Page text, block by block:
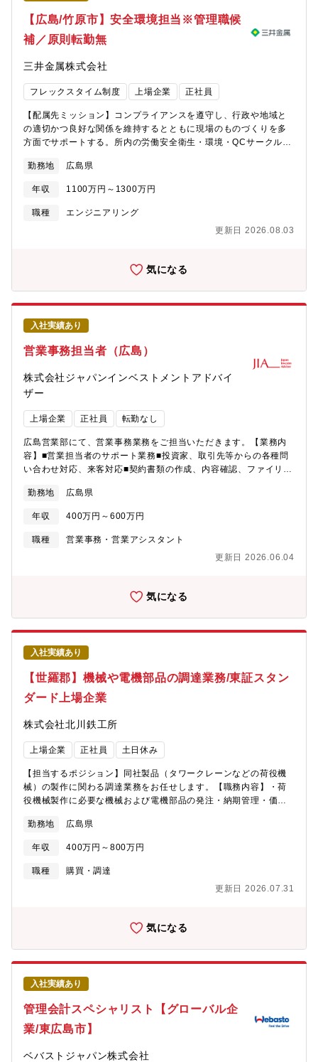
【広島/竹原市】安全環境担当※管理職候
補／原則転勤無
三井金属株式会社
フレックスタイム制度 上場企業 正社員
【配属先ミッション】コンプライアンスを遵守し、行政や地域と
の適切かつ良好な関係を維持するとともに現場のものづくりを多
方面でサポートする。所内の労働安全衛生・環境・QCサークル活
値創造増大に貢献する【職務内容】製煉所内の労働安全衛生と環
境およびQCや健康に関係する業務を中心に広く全般的に行う。
例として、対外的活動として・外部機関との窓口業務を行う（行
政機関へ届出書類確認し承認、ISO外部審査の窓口対応、な
して参加する。 例として、対内的活動として・所内各部門の労
を行う。・製煉所内の各部門から法律や届出に関する問い合わせ
に回答する。・製煉所内で行われているQCサークル活動のとりま
とめ業務を行う。・従業員の健康向上に向けた施策を実施する。
（健康経営の推進）・作業環境測定結果をもとに必要に応じ現場
へ指導する。【業務の面白み/魅力】安全や環境に関する法令の知
識と製造業に関する専門性の高い知識を経験を積み重ねながら取
得していくことができる。行政機関との窓口として会社を代表す
る責任のある仕事ができる。【キャリアステップイメージ】安全
環境に関する業務を基軸として、所内の各部門との調整業務や行
政機関との窓口対応も行いながら、竹原製煉所の顔としてキャリ
アを積んでいただくことを想定しています。【竹原市につい
て】・瀬戸内海に隣接しており、落ち着いた風情を漂わす国の重
要伝統的建造物群保存地区がございます。・広島空港まで車で約
20分程度。広島空港から羽田まで1時間程度と東京へのアクセスも
良く、隣の東広島市、三原市には新幹線が通っており、車で30分
程度でアクセス可能です。【三井金属鉱業社の主力製品とシェア
ア：95%）／AIサーバー向けハイグレードVSP(世界シェア60%)
ッド車用電池材料（世界シェア：30%）／MLCC向け銅粉(世界シ
ェア:30%)／ガラス基板向け酸化セリウム系研磨剤(世界シェ
液晶ディスプレイ向け酸化物半導体ターゲット材(世界シェ
勤務地 広島県
年収 1100万円～1300万円
職種
エンジニアリング
更新日 2026.08.03
気になる
入社実績あり
営業事務担当者（広島）
株式会社ジャパンインベストメントアドバイ
ザー
上場企業 正社員 転勤なし
広島営業部にて、営業事務業務をご担当いただきます。【業務内
容】■営業担当者のサポート業務■投資家、取引先等からの各種問
い合わせ対応、来客対応■契約書類の作成、内容確認、ファイリン
タ入力作業（システム、Excel、Word、PowerPointを使用した事
務）■営業支援ツール（パンフレット、商品説明資料等）の作成、
改訂■部内庶務業務（会議サポート、電話、郵便物対応 他）【配
属先】広域営業部‐広島支店【募集背景】体制強化に伴う増員【同
な金融サービスを提供する東証プライム上場企業です。安定した
しています。主な事業領域として航空機や船舶のオペレーティン
グリース、ストラクチャードファイナンスを中心とする金融ソリ
ューション事業、再生可能エネルギー、事業承継、不動産、さら
にIR業務など多角的な事業を推進しています。この多様な事業ポ
ートフォリオを活かし、外的環境の変化にも柔軟に対応できる点
も同社の強みです。■働き環境・魅力自由闊達でクリエイティブな
社風のもと、新しいことにスピード感を持って挑戦できる環境の
ため、裁量を持ちながらご活躍いただけます。また、社員数は200
名規模と比較的コンパクトな組織のため、セクショナリズムが少
ができます。また、2023年3月には厚生労働省「えるぼし認定（3
段階目）」を取得するなど、女性活躍推進も働きやすい職場づく
りにも注力、残業時間も少なく、長期的に安心して働いていただ
メントアドバイザー】JIAグループの事業内容を紹介します
https://youtube.com/shorts/IQEcymbVJU0【株式会社ジャパンイ
ンベストメントアドバイザー】柔軟な働き方と挑戦できる環境が
魅力ですhttps://youtube.com/shorts/YFuENzH6Kug【株式会社
容と魅力とはhttps://youtube.com/shorts/9bMpzDGLGF8
勤務地 広島県
年収 400万円～600万円
職種
営業事務・営業アシスタント
更新日 2026.06.04
気になる
入社実績あり
【世羅郡】機械や電機部品の調達業務/東証スタン
ダード上場企業
株式会社北川鉄工所
上場企業 正社員 土日休み
【担当するポジション】同社製品（タワークレーンなどの荷役機
械）の製作に関わる調達業務をお任せします。【職務内容】・荷
役機械製作に必要な機械および電機部品の発注・納期管理・価格
ヤー訪問：1～2回/半年【同社の特徴】1918年の創業以来、独自
の技術力を発揮しながら、日本・世界のものづくりを支えてきま
した。様々な鋳造製法で素材開発や機械加工に取り組む金属素形
材事業、旋盤用チャックやNC円テーブルなどを手がけ、パワーチ
ークレーン、コンクリートプラント、立体駐車場などを生み出す
す。そして、これからは生産拠点の海外展開や整備にいっそう注
力することで、世界レベルでの競争力をさらに高めています。
勤務地 広島県
年収 400万円～800万円
職種
購買・調達
更新日 2026.07.31
気になる
入社実績あり
管理会計スペシャリスト【グローバル企
業/東広島市】
ベバストジャパン株式会社